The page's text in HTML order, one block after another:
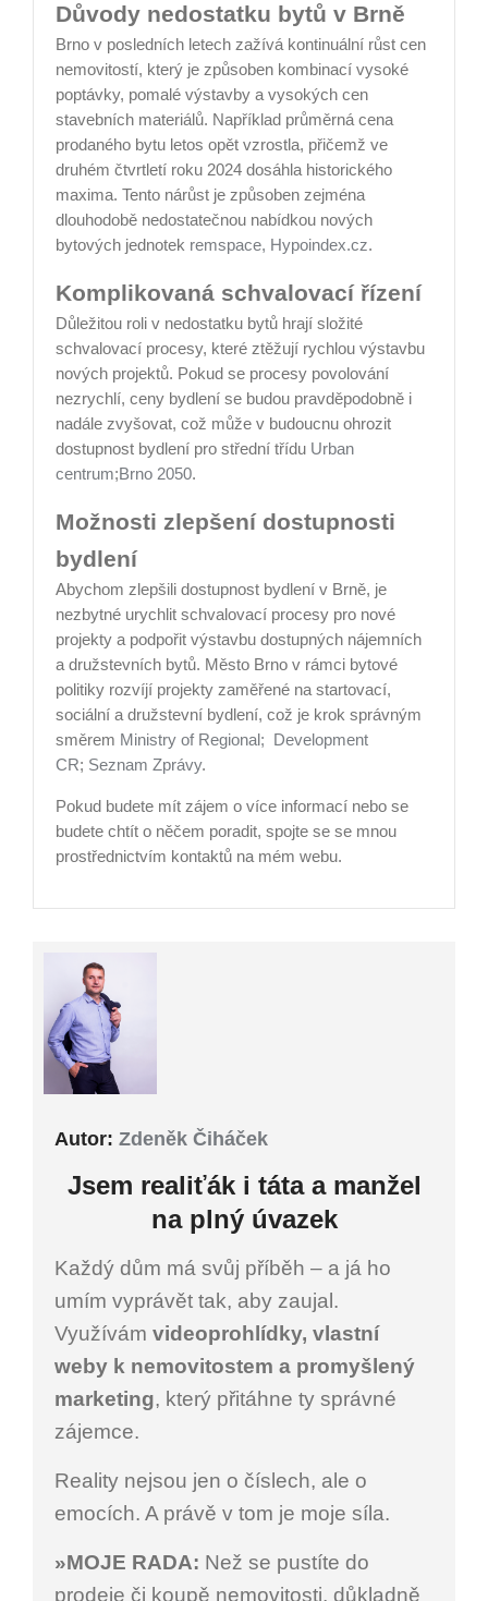
Důvody nedostatku bytů v Brně
Brno v posledních letech zažívá kontinuální růst cen
nemovitostí, který je způsoben kombinací vysoké
poptávky, pomalé výstavby a vysokých cen
stavebních materiálů. Například průměrná cena
prodaného bytu letos opět vzrostla, přičemž ve
druhém čtvrtletí roku 2024 dosáhla historického
maxima. Tento nárůst je způsoben zejména
dlouhodobě nedostatečnou nabídkou nových
bytových jednotek​ remspace, Hypoindex.cz.
Komplikovaná schvalovací řízení
Důležitou roli v nedostatku bytů hrají složité
schvalovací procesy, které ztěžují rychlou výstavbu
nových projektů. Pokud se procesy povolování
nezrychlí, ceny bydlení se budou pravděpodobně i
nadále zvyšovat, což může v budoucnu ohrozit
dostupnost bydlení pro střední třídu​ Urban
centrum;Brno 2050.
Možnosti zlepšení dostupnosti
bydlení
Abychom zlepšili dostupnost bydlení v Brně, je
nezbytné urychlit schvalovací procesy pro nové
projekty a podpořit výstavbu dostupných nájemních
a družstevních bytů. Město Brno v rámci bytové
politiky rozvíjí projekty zaměřené na startovací,
sociální a družstevní bydlení, což je krok správným
směrem​ Ministry of Regional; Development
CR; Seznam Zprávy.
Pokud budete mít zájem o více informací nebo se
budete chtít o něčem poradit, spojte se se mnou
prostřednictvím kontaktů na mém webu.
Autor: Zdeněk Čiháček
Jsem realiťák i táta a manžel
na plný úvazek
Každý dům má svůj příběh – a já ho
umím vyprávět tak, aby zaujal.
Využívám videoprohlídky, vlastní
weby k nemovitostem a promyšlený
marketing, který přitáhne ty správné
zájemce.
Reality nejsou jen o číslech, ale o
emocích. A právě v tom je moje síla.
»MOJE RADA: Než se pustíte do
prodeje či koupě nemovitosti, důkladně